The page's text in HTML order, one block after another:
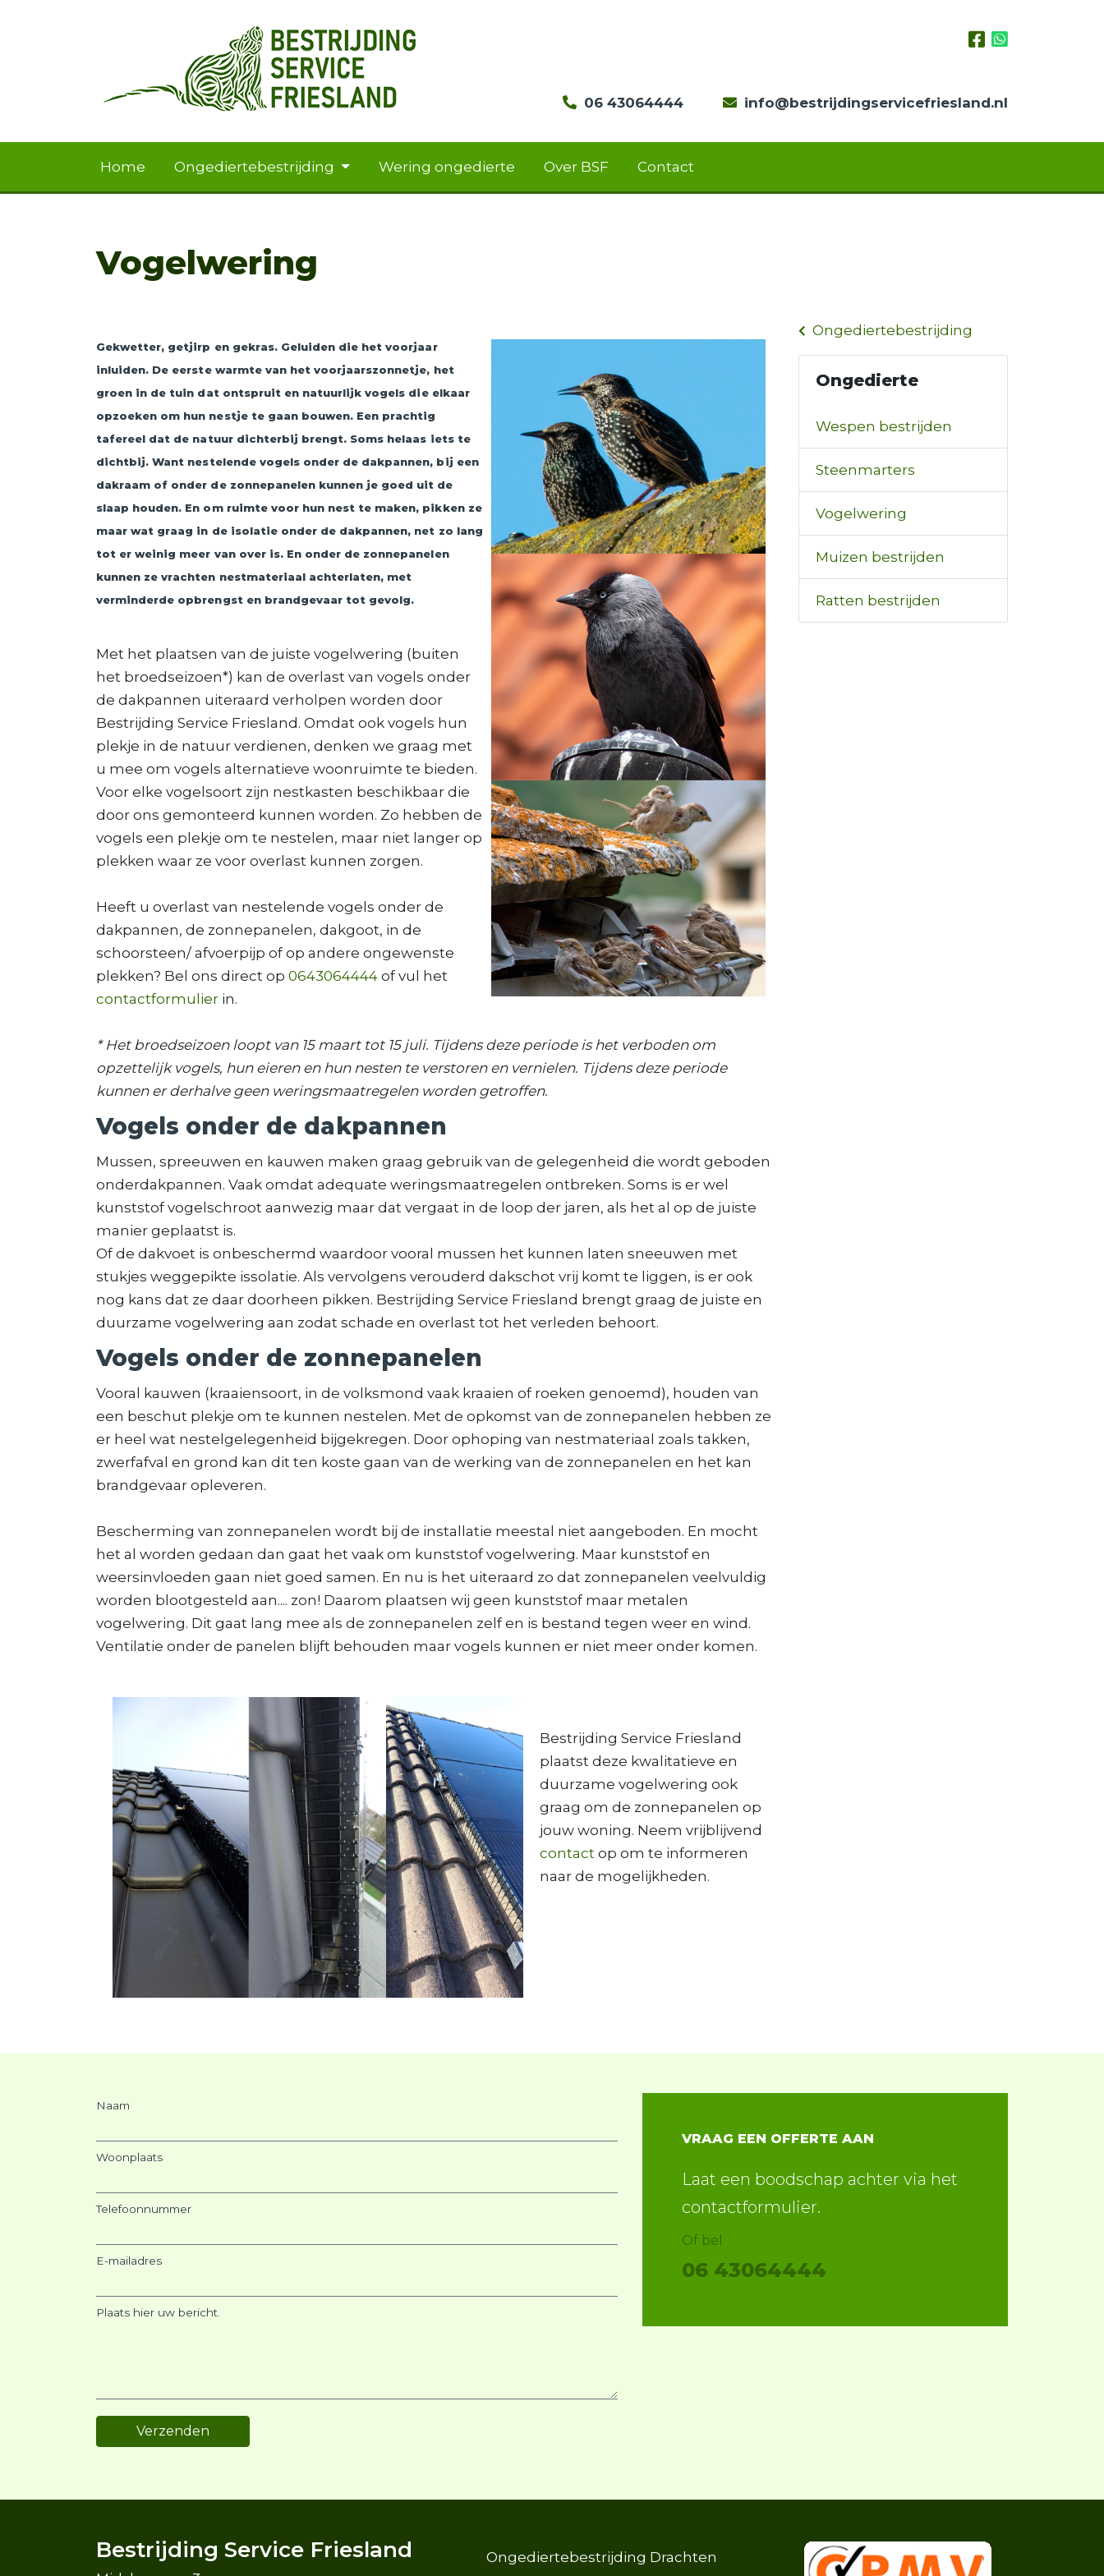
06 43064444 info@bestrijdingservicefriesland.nl
Home Ongediertebestrijding Wering ongedierte Over BSF Contact
Vogelwering
Gekwetter, getjirp en gekras. Geluiden die het voorjaar
inluiden. De eerste warmte van het voorjaarszonnetje, het
groen in de tuin dat ontspruit en natuurlijk vogels die elkaar
opzoeken om hun nestje te gaan bouwen. Een prachtig
tafereel dat de natuur dichterbij brengt. Soms helaas iets te
dichtbij. Want nestelende vogels onder de dakpannen, bij een
dakraam of onder de zonnepanelen kunnen je goed uit de
slaap houden. En om ruimte voor hun nest te maken, pikken ze
maar wat graag in de isolatie onder de dakpannen, net zo lang
tot er weinig meer van over is. En onder de zonnepanelen
kunnen ze vrachten nestmateriaal achterlaten, met
verminderde opbrengst en brandgevaar tot gevolg.
Met het plaatsen van de juiste vogelwering (buiten
het broedseizoen*) kan de overlast van vogels onder
de dakpannen uiteraard verholpen worden door
Bestrijding Service Friesland. Omdat ook vogels hun
plekje in de natuur verdienen, denken we graag met
u mee om vogels alternatieve woonruimte te bieden.
Voor elke vogelsoort zijn nestkasten beschikbaar die
door ons gemonteerd kunnen worden. Zo hebben de
vogels een plekje om te nestelen, maar niet langer op
plekken waar ze voor overlast kunnen zorgen.
Heeft u overlast van nestelende vogels onder de
dakpannen, de zonnepanelen, dakgoot, in de
schoorsteen/ afvoerpijp of op andere ongewenste
plekken? Bel ons direct op 0643064444 of vul het
contactformulier in.
* Het broedseizoen loopt van 15 maart tot 15 juli. Tijdens deze periode is het verboden om
opzettelijk vogels, hun eieren en hun nesten te verstoren en vernielen. Tijdens deze periode
kunnen er derhalve geen weringsmaatregelen worden getroffen.
Vogels onder de dakpannen
Mussen, spreeuwen en kauwen maken graag gebruik van de gelegenheid die wordt geboden
onderdakpannen. Vaak omdat adequate weringsmaatregelen ontbreken. Soms is er wel
kunststof vogelschroot aanwezig maar dat vergaat in de loop der jaren, als het al op de juiste
manier geplaatst is.
Of de dakvoet is onbeschermd waardoor vooral mussen het kunnen laten sneeuwen met
stukjes weggepikte issolatie. Als vervolgens verouderd dakschot vrij komt te liggen, is er ook
nog kans dat ze daar doorheen pikken. Bestrijding Service Friesland brengt graag de juiste en
duurzame vogelwering aan zodat schade en overlast tot het verleden behoort.
Vogels onder de zonnepanelen
Vooral kauwen (kraaiensoort, in de volksmond vaak kraaien of roeken genoemd), houden van
een beschut plekje om te kunnen nestelen. Met de opkomst van de zonnepanelen hebben ze
er heel wat nestelgelegenheid bijgekregen. Door ophoping van nestmateriaal zoals takken,
zwerfafval en grond kan dit ten koste gaan van de werking van de zonnepanelen en het kan
brandgevaar opleveren.
Bescherming van zonnepanelen wordt bij de installatie meestal niet aangeboden. En mocht
het al worden gedaan dan gaat het vaak om kunststof vogelwering. Maar kunststof en
weersinvloeden gaan niet goed samen. En nu is het uiteraard zo dat zonnepanelen veelvuldig
worden blootgesteld aan.... zon! Daarom plaatsen wij geen kunststof maar metalen
vogelwering. Dit gaat lang mee als de zonnepanelen zelf en is bestand tegen weer en wind.
Ventilatie onder de panelen blijft behouden maar vogels kunnen er niet meer onder komen.
Bestrijding Service Friesland
plaatst deze kwalitatieve en
duurzame vogelwering ook
graag om de zonnepanelen op
jouw woning. Neem vrijblijvend
contact op om te informeren
naar de mogelijkheden.
Ongediertebestrijding
Ongedierte
Wespen bestrijden
Steenmarters
Vogelwering
Muizen bestrijden
Ratten bestrijden
Naam
Woonplaats
Telefoonnummer
E-mailadres
Plaats hier uw bericht.
VRAAG EEN OFFERTE AAN
Laat een boodschap achter via het
contactformulier.
Of bel
06 43064444
Bestrijding Service Friesland Ongediertebestrijding Drachten